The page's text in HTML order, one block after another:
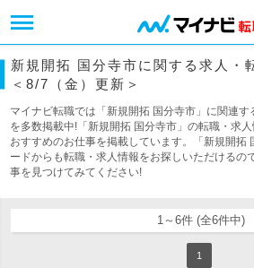
新規開拓 国分寺市に関する求人・
＜8/7（金）更新＞
マイナビ転職では「新規開拓 国分寺市」に関連
を多数掲載中!「新規開拓 国分寺市」の転職・求
おすすめのお仕事を掲載しています。「新規開拓
ードからも転職・求人情報をお探しいただけるの
事を見つけてみてください!
1～6件 (全6件中)
1